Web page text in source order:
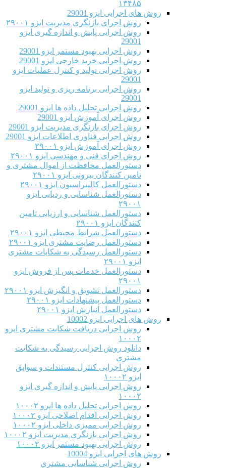
۱۳۴۸۵
روش های اجرایی ایزو 29001
روش اجرای بازنگری مدیریت ایزو ۲۹۰۰۱
روش اجرایی پایش و اندازه گیری ایزو
29001
روش اجرایی بهبود مستمر ایزو 29001
روش اجرایی خرید خارجی ایزو 29001
روش اجرایی تولید و کنترل عملیات ایزو
29001
روش اجرایی برنامه ریزی و تولید ایزو
29001
روش اجرایی تحلیل داده ها ایزو 29001
روش اجرای آموزش ایزو 29001
روش اجرای بازنگری مدیریت ایزو 29001
روش اجرایی فناوری اطلاعات ایزو 29001
روش اجرای آموزش ایزو ۲۹۰۰۱
روش اجرای فنی و مهندسی ایزو ۲۹۰۰۱
دستورالعمل محافظت از اموال مشتری و
تامین کنندگان بیرونی ایزو ۲۹۰۰۱
دستورالعمل کالیبراسیون ایزو ۲۹۰۰۱
دستورالعمل شناسایی و ردیابی ایزو
۲۹۰۰۱
دستورالعمل شناسایی و ارزیابی تامین
کنندگان ایزو ۲۹۰۰۱
دستورالعمل شرایط محیطی ایزو ۲۹۰۰۱
دستورالعمل رضایت مشتری ایزو ۲۹۰۰۱
دستورالعمل رسیدگی به شکایات مشتری
ایزو ۲۹۰۰۱
دستورالعمل خدمات پس از فروش ایزو
۲۹۰۰۱
دستورالعمل تشویق و انگیزش ایزو ۲۹۰۰۱
دستورالعمل پیشنهادات ایزو ۲۹۰۰۱
دستورالعمل انبارش ایزو ۲۹۰۰۱
روش های اجرایی ایزو 10002
روش اجرایی دریافت شکایت مشتری ایزو
۱۰۰۰۲
دانلود روش اجرایی رسیدگی به شکایت
مشتری
روش اجرایی کنترل مستندات و سوابق
ایزو ۱۰۰۰۲
روش اجرایی پایش و اندازه گیری ایزو
۱۰۰۰۲
روش اجرایی تحلیل داده ها ایزو ۱۰۰۰۲
روش اجرایی اقدام اصلاحی ایزو ۱۰۰۰۲
روش اجرایی ممیزی داخلی ایزو ۱۰۰۰۲
روش اجرایی بازنگری مدیریت ایزو ۱۰۰۰۲
روش اجرایی بهبود مستمر ایزو ۱۰۰۰۲
روش های اجرایی ایزو 10004
روش اجرایی شناسایی مشتري